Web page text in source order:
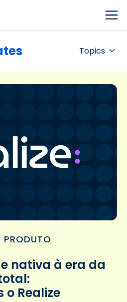
Topics
PRODUTO
nativa à era da
o Realize